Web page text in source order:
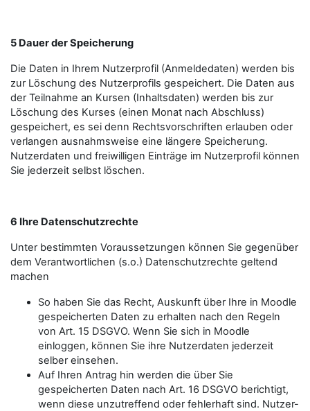
5 Dauer der Speicherung
Die Daten in Ihrem Nutzerprofil (Anmeldedaten) werden bis
zur Löschung des Nutzerprofils gespeichert. Die Daten aus
der Teilnahme an Kursen (Inhaltsdaten) werden bis zur
Löschung des Kurses (einen Monat nach Abschluss)
gespeichert, es sei denn Rechtsvorschriften erlauben oder
verlangen ausnahmsweise eine längere Speicherung.
Nutzerdaten und freiwilligen Einträge im Nutzerprofil können
Sie jederzeit selbst löschen.
6 Ihre Datenschutzrechte
Unter bestimmten Voraussetzungen können Sie gegenüber
dem Verantwortlichen (s.o.) Datenschutzrechte geltend
machen
So haben Sie das Recht, Auskunft über Ihre in Moodle
gespeicherten Daten zu erhalten nach den Regeln
von Art. 15 DSGVO. Wenn Sie sich in Moodle
einloggen, können Sie ihre Nutzerdaten jederzeit
selber einsehen.
Auf Ihren Antrag hin werden die über Sie
gespeicherten Daten nach Art. 16 DSGVO berichtigt,
wenn diese unzutreffend oder fehlerhaft sind. Nutzer-